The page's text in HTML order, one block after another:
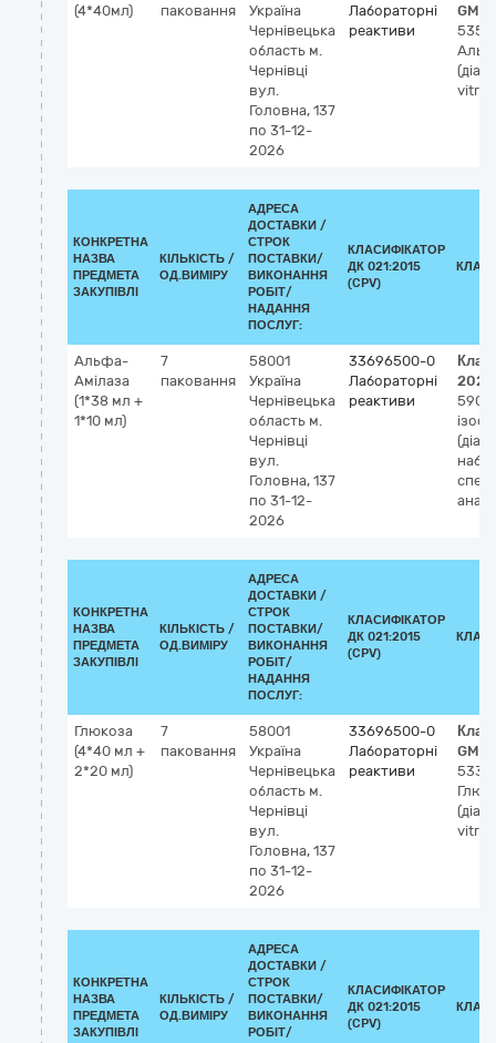
(4*40мл)
паковання
Україна
Чернівецька
область м.
Чернівці
вул.
Головна, 137
по 31-12-
2026
Лабораторні
реактиви
КОНКРЕТНА
НАЗВА
ПРЕДМЕТА
ЗАКУПІВЛІ
КІЛЬКІСТЬ /
ОД.ВИМІРУ
АДРЕСА
ДОСТАВКИ /
СТРОК
ПОСТАВКИ/
ВИКОНАННЯ
РОБІТ/
НАДАННЯ
ПОСЛУГ:
КЛАСИФІКАТОР
ДК 021:2015
(CPV)
Альфа-
Амілаза
(1*38 мл +
1*10 мл)
7
паковання
58001
Україна
Чернівецька
область м.
Чернівці
вул.
Головна, 137
по 31-12-
2026
33696500-0
Лабораторні
реактиви
2023
КОНКРЕТНА
НАЗВА
ПРЕДМЕТА
ЗАКУПІВЛІ
КІЛЬКІСТЬ /
ОД.ВИМІРУ
АДРЕСА
ДОСТАВКИ /
СТРОК
ПОСТАВКИ/
ВИКОНАННЯ
РОБІТ/
НАДАННЯ
ПОСЛУГ:
КЛАСИФІКАТОР
ДК 021:2015
(CPV)
Глюкоза
(4*40 мл +
2*20 мл)
7
паковання
58001
Україна
Чернівецька
область м.
Чернівці
вул.
Головна, 137
по 31-12-
2026
33696500-0
Лабораторні
реактиви
КОНКРЕТНА
НАЗВА
ПРЕДМЕТА
ЗАКУПІВЛІ
КІЛЬКІСТЬ /
ОД.ВИМІРУ
АДРЕСА
ДОСТАВКИ /
СТРОК
ПОСТАВКИ/
ВИКОНАННЯ
РОБІТ/
КЛАСИФІКАТОР
ДК 021:2015
(CPV)